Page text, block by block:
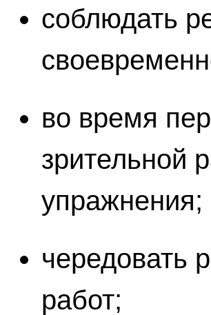
соблюдать
во время
зрительной
упражнения;
чередовать
работ;